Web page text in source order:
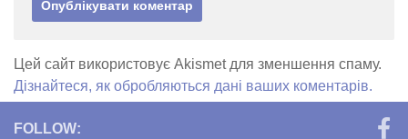
Цей сайт використовує Akismet для зменшення спаму.
Дізнайтеся, як обробляються дані ваших коментарів.
FOLLOW: